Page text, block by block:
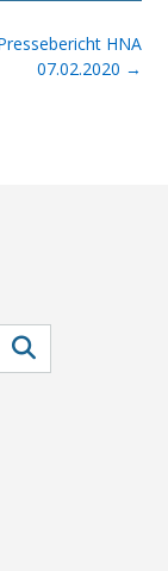
HNA
07.02.2020 →